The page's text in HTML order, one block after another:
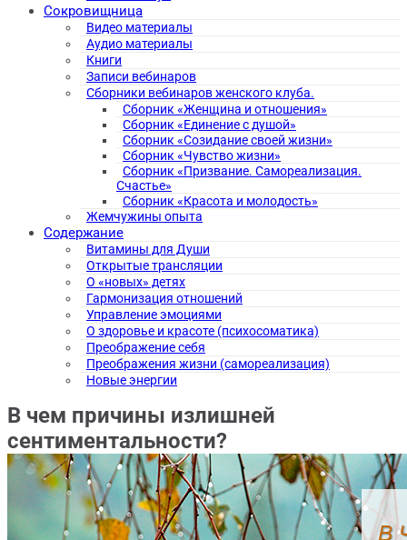
Сокровищница
Видео материалы
Аудио материалы
Книги
Записи вебинаров
Сборники вебинаров женского клуба.
Сборник «Женщина и отношения»
Сборник «Единение с душой»
Сборник «Созидание своей жизни»
Сборник «Чувство жизни»
Сборник «Призвание. Самореализация.
Счастье»
Сборник «Красота и молодость»
Жемчужины опыта
Содержание
Витамины для Души
Открытые трансляции
О «новых» детях
Гармонизация отношений
Управление эмоциями
О здоровье и красоте (психосоматика)
Преображение себя
Преображения жизни (самореализация)
Новые энергии
В чем причины излишней
сентиментальности?